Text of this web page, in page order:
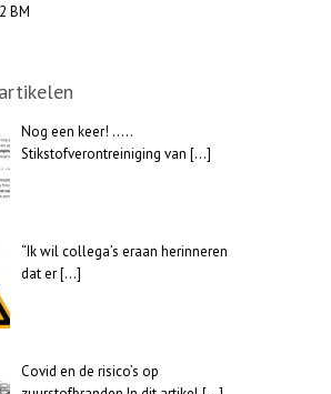
BM
Nog een keer! …..
Stikstofverontreiniging van […]
“Ik wil collega’s eraan herinneren
dat er[…]
Covid en de risico’s op